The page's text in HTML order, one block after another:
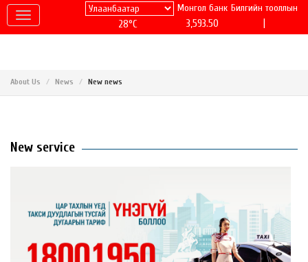
28°C
Монгол банк
3,593.50
Билгийн тооллын
About Us News New news
New service